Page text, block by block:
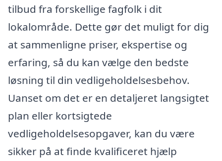
tilbud fra forskellige fagfolk i dit
lokalområde. Dette gør det muligt for dig
at sammenligne priser, ekspertise og
erfaring, så du kan vælge den bedste
løsning til din vedligeholdelsesbehov.
Uanset om det er en detaljeret langsigtet
plan eller kortsigtede
vedligeholdelsesopgaver, kan du være
sikker på at finde kvalificeret hjælp